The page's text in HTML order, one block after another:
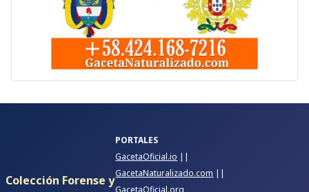
Colección Forense y
PORTALES
GacetaOficial.io ||
GacetaNaturalizado.com ||
GacetaOficial.org